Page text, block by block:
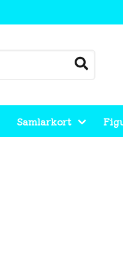
Samlarkort